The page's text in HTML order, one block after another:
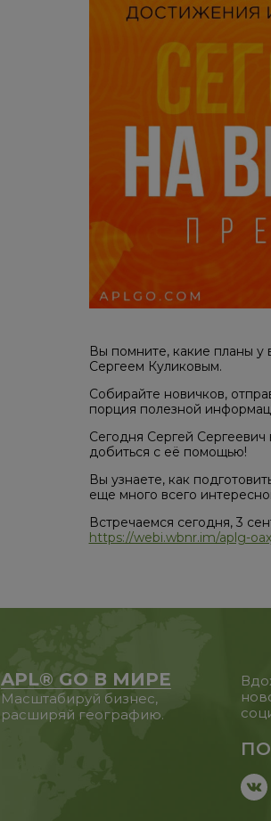
Вы помните, какие планы у
Сергеем Куликовым.
Собирайте новичков,
порция полезной
Сегодня Сергей
добиться с её помощью!
Вы узнаете, как
еще много всего
Встречаемся сегодня, 3
https://webi.wbnr.im/aplg-
APL® GO В МИРЕ
Масштабируй бизнес,
расширяй географию.